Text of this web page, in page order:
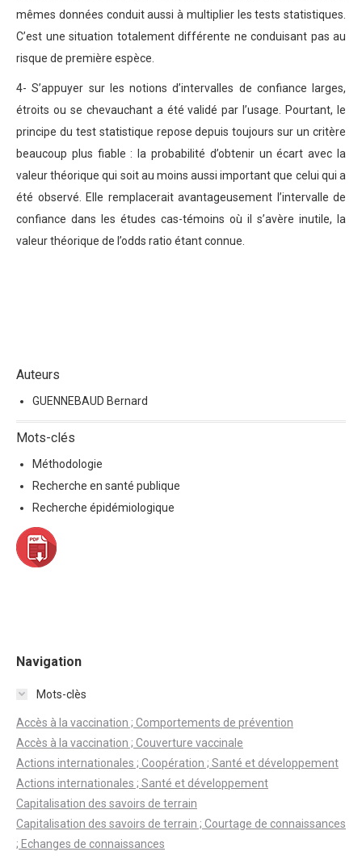
mêmes données conduit aussi à multiplier les tests statistiques.
C’est une situation totalement différente ne conduisant pas au
risque de première espèce.
4- S’appuyer sur les notions d’intervalles de confiance larges,
étroits ou se chevauchant a été validé par l’usage. Pourtant, le
principe du test statistique repose depuis toujours sur un critère
beaucoup plus fiable : la probabilité d’obtenir un écart avec la
valeur théorique qui soit au moins aussi important que celui qui a
été observé. Elle remplacerait avantageusement l’intervalle de
confiance dans les études cas-témoins où il s’avère inutile, la
valeur théorique de l’odds ratio étant connue.
Auteurs
GUENNEBAUD Bernard
Mots-clés
Méthodologie
Recherche en santé publique
Recherche épidémiologique
Navigation
Mots-clès
Accès à la vaccination ; Comportements de prévention
Accès à la vaccination ; Couverture vaccinale
Actions internationales ; Coopération ; Santé et développement
Actions internationales ; Santé et développement
Capitalisation des savoirs de terrain
Capitalisation des savoirs de terrain ; Courtage de connaissances
; Echanges de connaissances